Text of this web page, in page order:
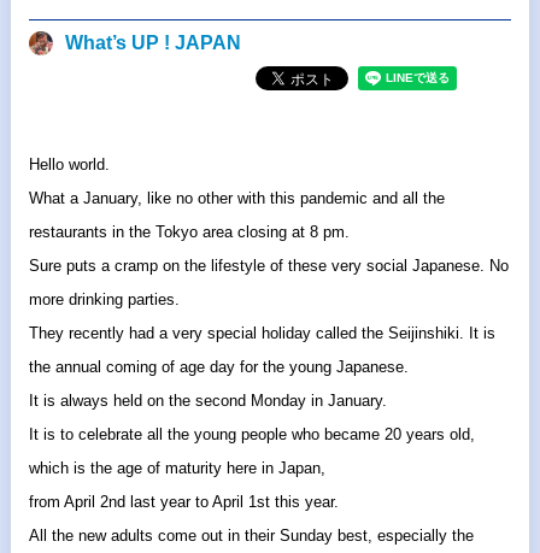
What’s UP ! JAPAN
Hello world.
What a January, like no other with this pandemic and all the
restaurants in the Tokyo area closing at 8 pm.
Sure puts a cramp on the lifestyle of these very social Japanese. No
more drinking parties.
They recently had a very special holiday called the Seijinshiki. It is
the annual coming of age day for the young Japanese.
It is always held on the second Monday in January.
It is to celebrate all the young people who became 20 years old,
which is the age of maturity here in Japan,
from April 2nd last year to April 1st this year.
All the new adults come out in their Sunday best, especially the